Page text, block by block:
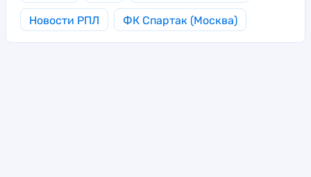
Новости РПЛ ФК Спартак (Москва)